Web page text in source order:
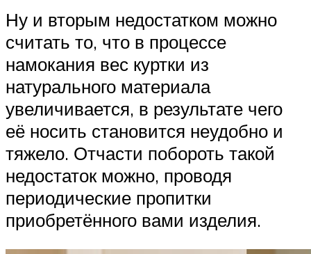
Ну и вторым недостатком можно
считать то, что в процессе
намокания вес куртки из
натурального материала
увеличивается, в результате чего
её носить становится неудобно и
тяжело. Отчасти побороть такой
недостаток можно, проводя
периодические пропитки
приобретённого вами изделия.